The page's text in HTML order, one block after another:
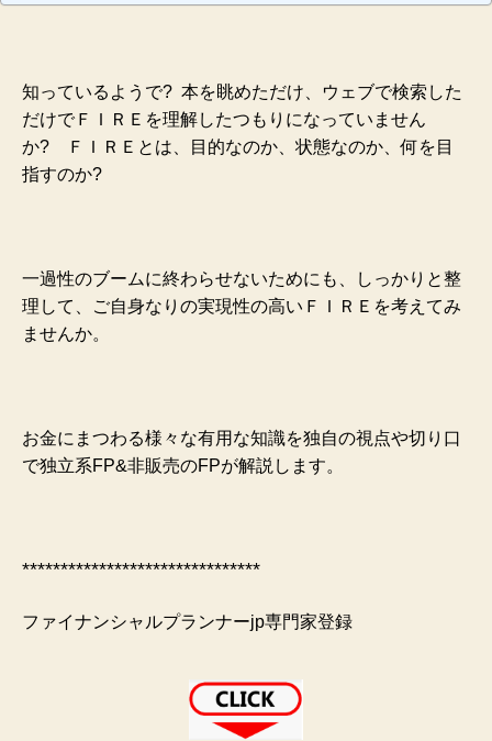
知っているようで? 本を眺めただけ、ウェブで検索した
だけでＦＩＲＥを理解したつもりになっていません
か?
ＦＩＲＥとは、目的なのか、状態なのか、何を目
指すのか?
一過性のブームに終わらせないためにも、しっかりと整
理して、ご自身なりの実現性の高いＦＩＲＥを考えてみ
ませんか。
お金にまつわる様々な有用な知識を独自の視点や切り口
で独立系FP&非販売のFPが解説します。
*******************************
ファイナンシャルプランナーjp専門家登録